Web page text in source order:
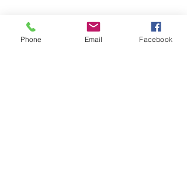
Partager cet événement
Phone Email Facebook